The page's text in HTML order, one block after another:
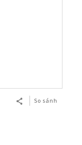
So sánh